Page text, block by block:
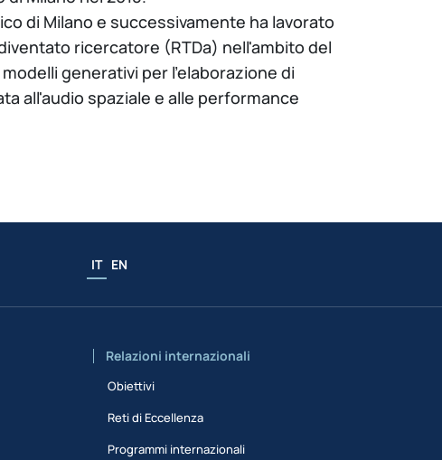
di Milano e successivamente ha lavorato
ricercatore (RTDa) nell'ambito del
generativi per l'elaborazione di
all'audio spaziale e alle performance
IT EN
Relazioni internazionali
Obiettivi
Reti di Eccellenza
Programmi internazionali